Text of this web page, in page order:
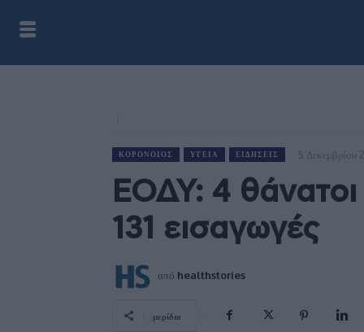
ΚΟΡΟΝΟΙΌΣ ΥΓΕΊΑ ΕΙΔΉΣΕΙΣ 5 Δεκεμβρίου
ΕΟΔΥ: 4
131 εισαγωγές
από healthstories
μερίδιο